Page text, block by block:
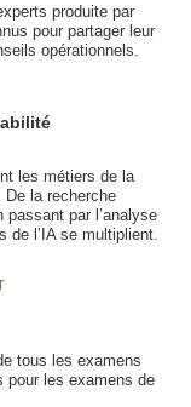
produite par
pour partager leur
opérationnels.
les métiers de la
la recherche
passant par l’analyse
l’IA se multiplient.
tous les examens
pour les examens de